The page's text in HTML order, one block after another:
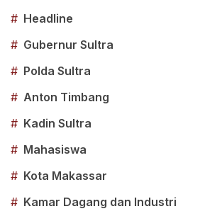
# Headline
# Gubernur Sultra
# Polda Sultra
# Anton Timbang
# Kadin Sultra
# Mahasiswa
# Kota Makassar
# Kamar Dagang dan Industri